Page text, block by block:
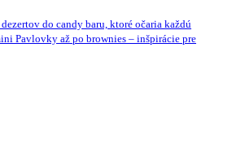
do candy baru, ktoré očaria každú
Pavlovky až po brownies – inšpirácie pre